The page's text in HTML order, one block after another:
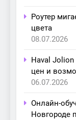
Роутер
цвета
08.07.2026
Haval Jolion
цен и
06.07.2026
Онлайн-
Новгороде